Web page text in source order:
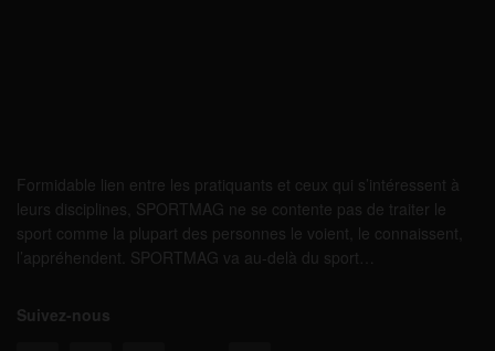
Formidable lien entre les pratiquants et ceux qui s’intéressent à
leurs disciplines, SPORTMAG ne se contente pas de traiter le
sport comme la plupart des personnes le voient, le connaissent,
l’appréhendent. SPORTMAG va au-delà du sport…
Suivez-nous